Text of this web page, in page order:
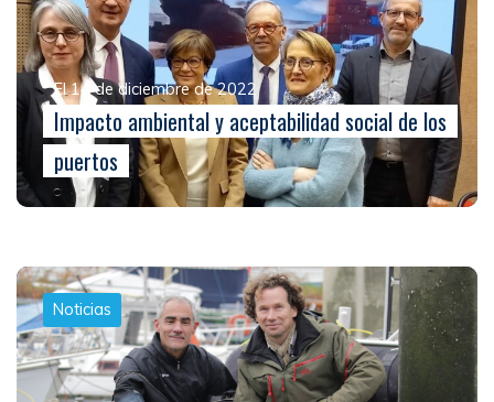
El 14 de diciembre de 2022
Impacto ambiental y aceptabilidad social de los
puertos
Noticias